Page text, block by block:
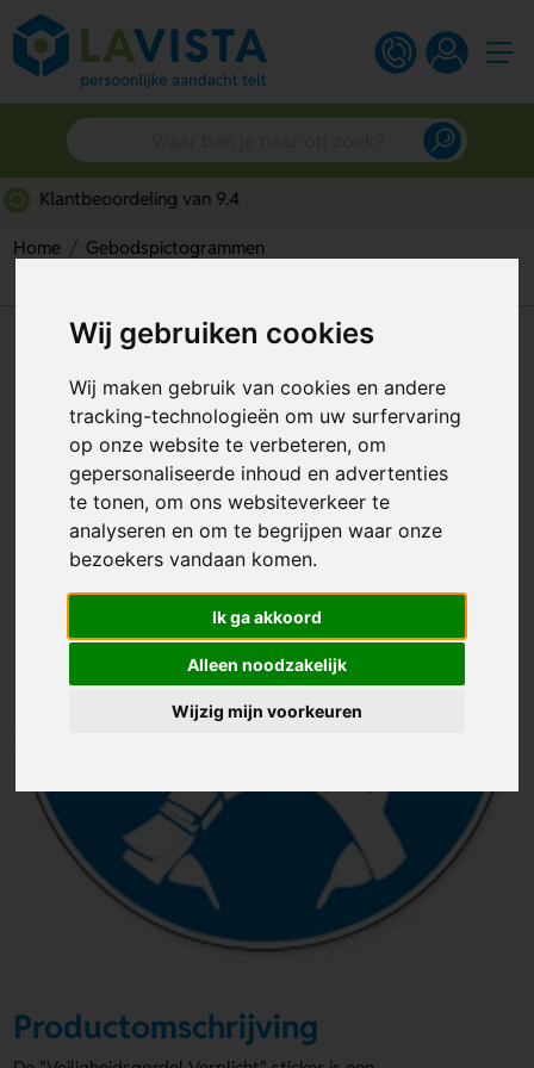
Wij gebruiken cookies
Wij maken gebruik van cookies en andere
tracking-technologieën om uw surfervaring
op onze website te verbeteren, om
gepersonaliseerde inhoud en advertenties
te tonen, om ons websiteverkeer te
analyseren en om te begrijpen waar onze
bezoekers vandaan komen.
Ik ga akkoord
Alleen noodzakelijk
Wijzig mijn voorkeuren
Gratis digitaal ontwerp
Home
Gebodspictogrammen
Veiligheidsgordel Verplicht
(Sticker)
Artikelnummer: 113639
Productomschrijving